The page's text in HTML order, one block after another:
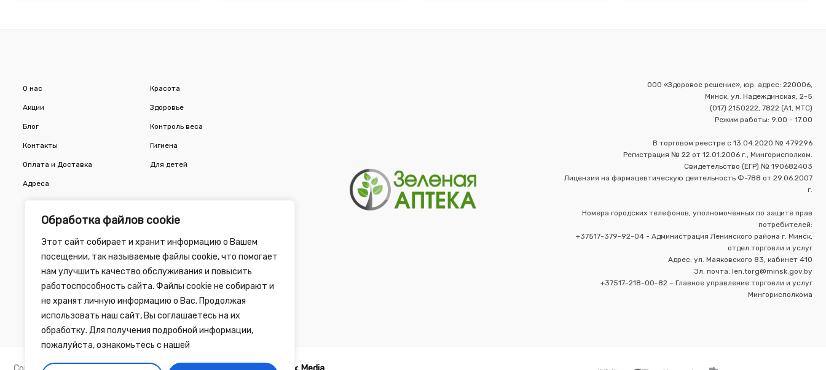
Обработка файлов cookie
Этот сайт собирает и хранит информацию о Вашем
посещении, так называемые файлы cookie, что помогает
нам улучшить качество обслуживания и повысить
работоспособность сайта. Файлы cookie не собирают и
не хранят личную информацию о Вас. Продолжая
использовать наш сайт, Вы соглашаетесь на их
обработку. Для получения подробной информации,
пожалуйста, ознакомьтесь с нашей
О нас
Акции
Блог
Контакты
Оплата и Доставка
Адреса
Красота
Здоровье
Контроль веса
Гигиена
Для детей
ООО «Здоровое решение», юр. адрес: 220006,
Минск, ул. Надеждинская, 2-5
(017) 2150222, 7822 (А1, МТС)
Режим работы: 9.00 - 17.00
В торговом реестре с 13.04.2020 № 479296
Регистрация № 22 от 12.01.2006 г., Мингорисполком.
Свидетельство (ЕГР) № 190682403
Лицензия на фармацевтическую деятельность Ф-788 от 29.06.2007
г.
Номера городских телефонов, уполномоченных по защите прав
потребителей:
+37517-379-92-04 - Администрация Ленинского района г. Минск,
отдел торговли и услуг
Адрес: ул. Маяковского 83, кабинет 410
Эл. почта: len.torg@minsk.gov.by
+37517-218-00-82 – Главное управление торговли и услуг
Мингорисполкома